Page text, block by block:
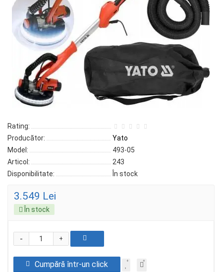
Rating:
Producător:
Yato
Model:
493-05
Articol:
243
Disponibilitate:
În stock
3.549 Lei
În stock
+
-
Cumpără într-un click